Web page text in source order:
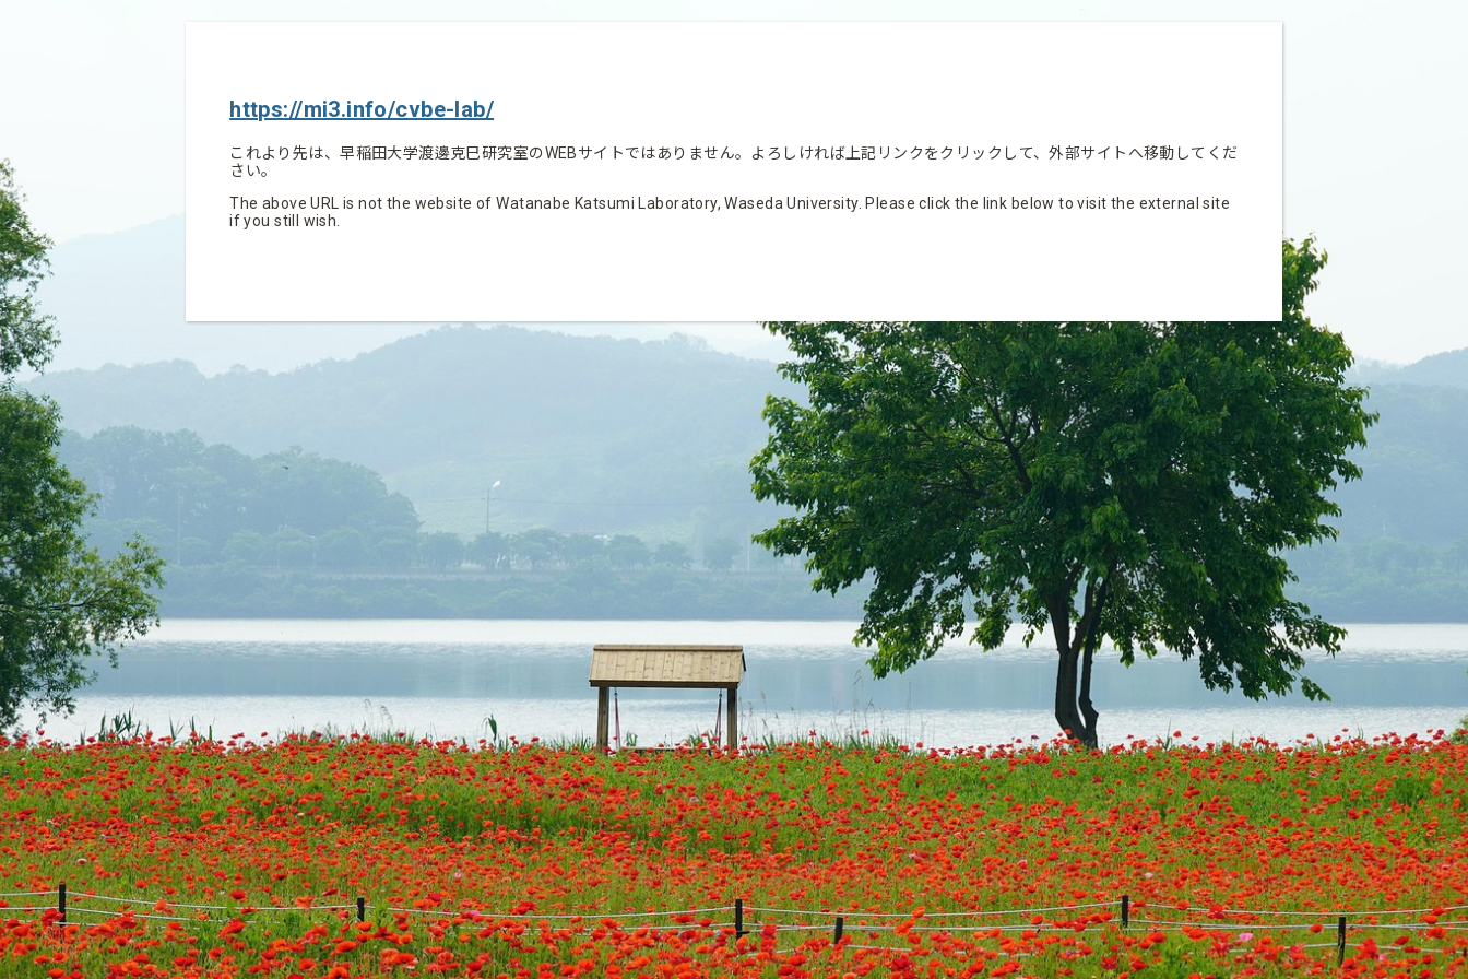
https://mi3.info/cvbe-lab/
これより先は、早稲田大学渡邊克巳研究室のWEBサイトではありません。よろしければ上記リンクをクリックして、外部サイトへ移動してくだ
さい。
The above URL is not the website of Watanabe Katsumi Laboratory, Waseda University. Please click the link below to visit the external site
if you still wish.